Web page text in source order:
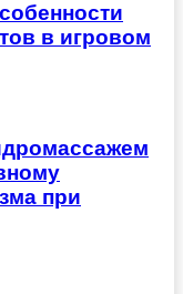
в игровом
при